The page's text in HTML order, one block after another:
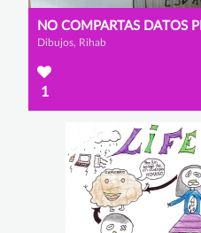
Dibujos, Rihab
1